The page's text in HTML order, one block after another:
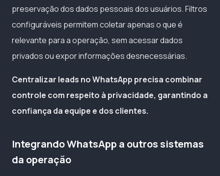
preservação dos dados pessoais dos usuários. Filtros
configuráveis permitem coletar apenas o que é
relevante para a operação, sem acessar dados
privados ou expor informações desnecessárias.
Centralizar leads no WhatsApp precisa combinar
controle com respeito à privacidade, garantindo a
confiança da equipe e dos clientes.
Integrando WhatsApp a outros sistemas
da operação